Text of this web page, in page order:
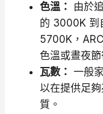
色溫：
由於
的 3000K 到
5700K，
色溫或晝夜
瓦數： 一般
以在提供足
質。